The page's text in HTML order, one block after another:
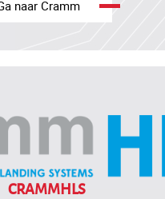
naar Cramm
CRAMMHLS